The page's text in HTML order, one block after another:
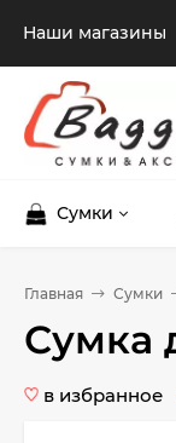
Наши магазины
Сумки
Главная Сумки
Сумка
в избранное